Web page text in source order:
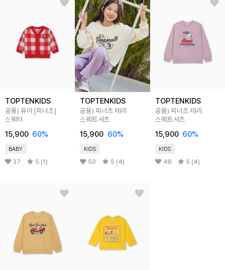
TOPTENKIDS
공용) 유아 [피너츠]
스웨터
15,900 60%
BABY
37 5 (1)
TOPTENKIDS
공용) 피너츠 테리
스웨트셔츠
15,900 60%
KIDS
50 5 (4)
TOPTENKIDS
공용) 피너츠 테리
스웨트셔츠
15,900 60%
KIDS
48 5 (4)